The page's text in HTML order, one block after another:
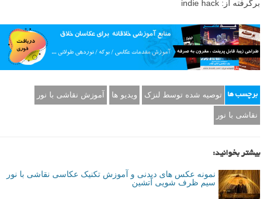
برگرفته از: indie hack
برچسب ها توصیه شده توسط لنزک ویدیو ها آموزش نقاشی با نور
نقاشی با نور
بیشتر بخوانید:
نمونه عکس های دیدنی و آموزش تکنیک عکاسی نقاشی با نور
سیم ظرف شویی آتشین